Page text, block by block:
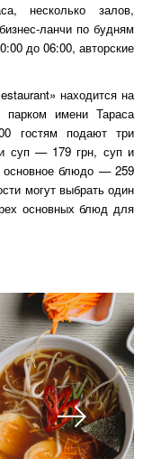
несколько залов,
ланчи по будням
до 06:00, авторские
находится на
имени Тараса
гостям подают три
и суп — 179 грн, суп и
блюдо — 259
могут выбрать один
основных блюд для